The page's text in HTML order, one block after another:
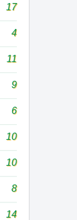
17
4
11
9
6
10
10
8
14